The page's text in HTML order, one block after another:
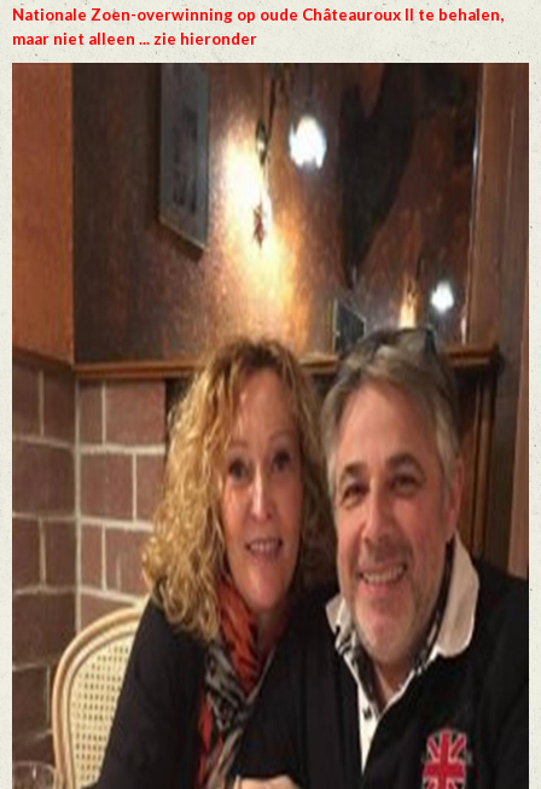
Nationale Zoen-overwinning op oude Châteauroux II te behalen,
maar niet alleen ... zie hieronder